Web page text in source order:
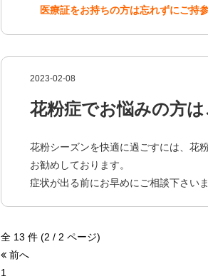
医療証をお持ちの方は忘れずにご持参
2023-02-08
花粉症でお悩みの方
花粉シーズンを快適に過ごすには、花
お勧めしております。
症状が出る前にお早めにご相談下さいま
全 13 件 (2 / 2 ページ)
前へ
1